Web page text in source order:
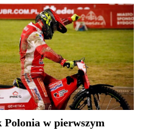
Polonia w pierwszym